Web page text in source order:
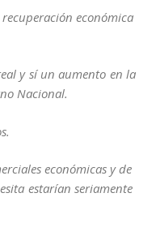
económica
y sí un aumento en la
Nacional.
económicas y de
estarían seriamente